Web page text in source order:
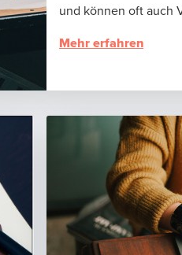
und können oft auch
Mehr erfahren